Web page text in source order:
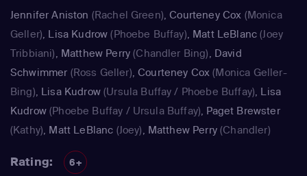
Jennifer Aniston (Rachel Green),Courteney Cox (Monica
Geller), Lisa Kudrow (Phoebe Buffay), Matt LeBlanc (Joey
Tribbiani), Matthew Perry (Chandler Bing), David
Schwimmer (Ross Geller),Courteney Cox (Monica Geller-
Bing), Lisa Kudrow(Ursula Buffay / Phoebe Buffay), Lisa
Kudrow(Phoebe Buffay / Ursula Buffay), Paget Brewster
(Kathy), Matt LeBlanc (Joey), Matthew Perry(Chandler)
Rating: 6+